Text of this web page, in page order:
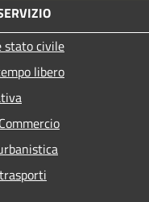
stato civile
libero